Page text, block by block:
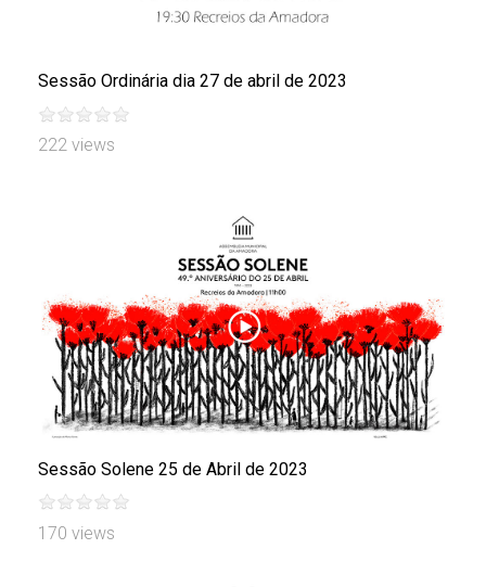
Sessão Ordinária dia 27 de abril de 2023
222 views
Sessão Solene 25 de Abril de 2023
170 views